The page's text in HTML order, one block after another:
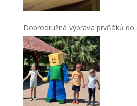
Dobrodružná výprava prvňáků do